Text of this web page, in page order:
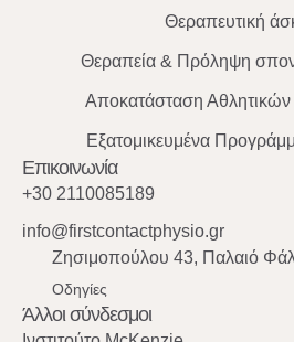
Θεραπευτική
Θεραπεία & Πρόληψη
Αποκατάσταση
Εξατομικευμένα
Επικοινωνία
+30 2110085189
info@firstcontactphysio.gr
Ζησιμοπούλου 43, Παλαιό
Οδηγίες
Άλλοι σύνδεσμοι